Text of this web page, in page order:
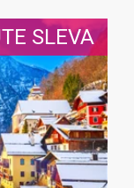
SLEVA